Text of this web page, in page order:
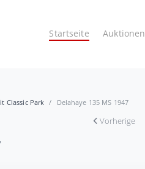
Startseite Auktionen
Classic Park Delahaye 135 MS 1947
Vorherige